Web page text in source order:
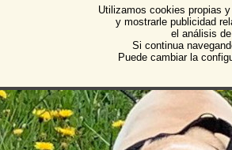
de Animales
Protectora de Animales y Plantas de
Utilizamos cookies propias
y mostrarle publicidad
el análisis
Si continua
Puede cambiar la